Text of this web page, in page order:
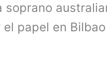
soprano
papel en